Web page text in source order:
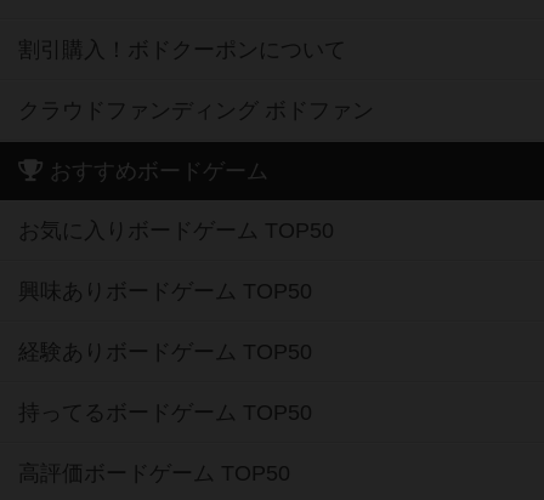
割引購入！ボドクーポンについて
クラウドファンディング ボドファン
おすすめボードゲーム
お気に入りボードゲーム TOP50
興味ありボードゲーム TOP50
経験ありボードゲーム TOP50
持ってるボードゲーム TOP50
高評価ボードゲーム TOP50